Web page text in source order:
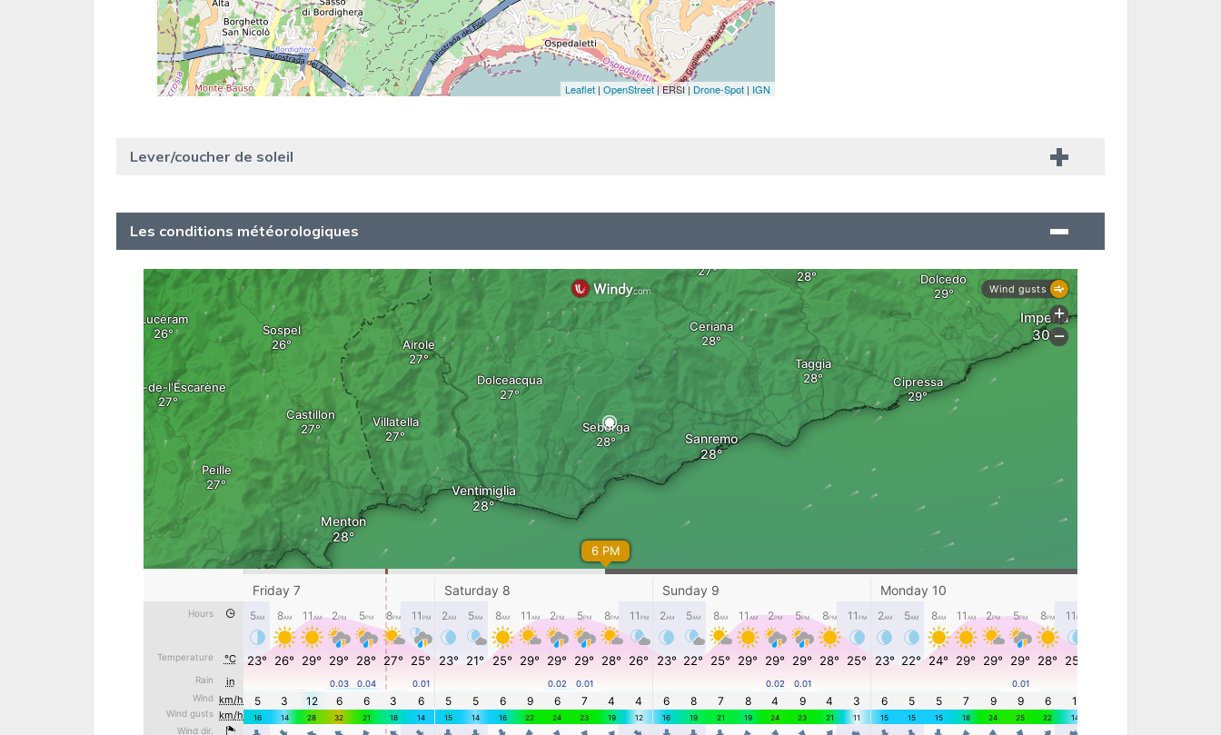
Lever/coucher de soleil
Les conditions météorologiques